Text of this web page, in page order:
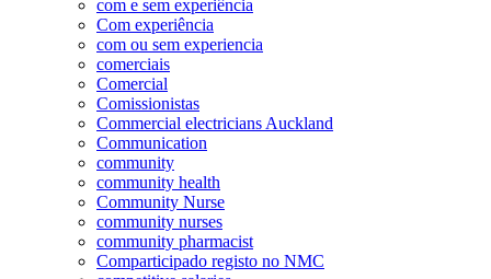
com e sem experiência
Com experiência
com ou sem experiencia
comerciais
Comercial
Comissionistas
Commercial electricians Auckland
Communication
community
community health
Community Nurse
community nurses
community pharmacist
Comparticipado registo no NMC